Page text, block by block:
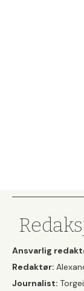
Ansvarlig
Redaktør:
Journalist: